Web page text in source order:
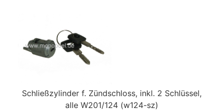
Schließzylinder f. Zündschloss, inkl. 2 Schlüssel,
alle W201/124 (w124-sz)